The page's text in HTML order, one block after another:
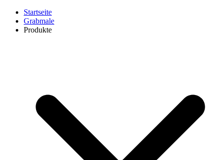
Startseite
Grabmale
Produkte